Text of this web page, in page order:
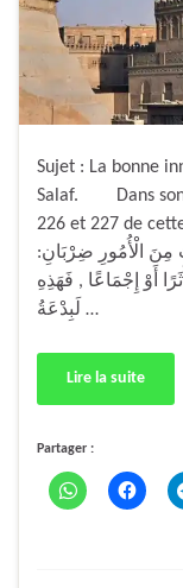
Sujet : La bonne
Salaf. Dans son
226 et 227 de
مِنَ الْأُمُورِ ضِرْبَانِ:
أَوْ إِجْمَاعًا , فَهَذِهِ
لَبِدْعَةُ …
Lire la suite
Partager :